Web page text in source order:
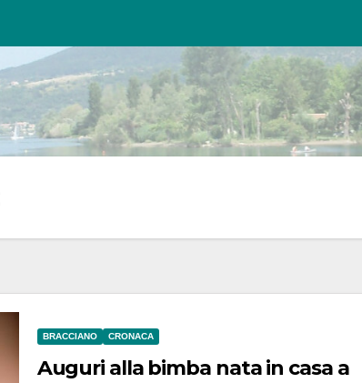
BRACCIANO CRONACA
Auguri alla bimba nata in casa a